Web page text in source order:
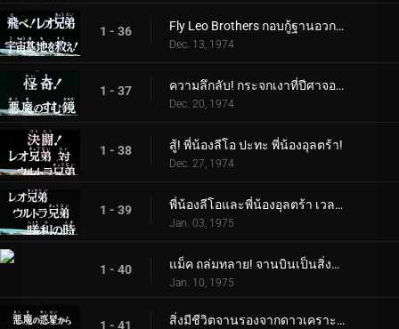
1 - 36 Fly Leo Brothers กอบกู้ฐานอวกาศ!
Dec. 13, 1974
1 - 37 ความลึกลับ! กระจกเงาที่ปีศาจอาศัยอยู่
Dec. 20, 1974
1 - 38 สู้! พี่น้องลีโอ ปะทะ พี่น้องอุลตร้า!
Dec. 27, 1974
1 - 39 พี่น้องลีโอและพี่น้องอุลตร้า เวลาแห่งชัยชนะ
Jan. 03, 1975
1 - 40 แม็ค ถล่มทลาย! จานบินเป็นสิ่งมีชีวิต
Jan. 10, 1975
1 - 41 สิ่งมีชีวิตจานรองจากดาวเคราะห์ชั่วร้ายอยู่ที่นี่แล้ว!